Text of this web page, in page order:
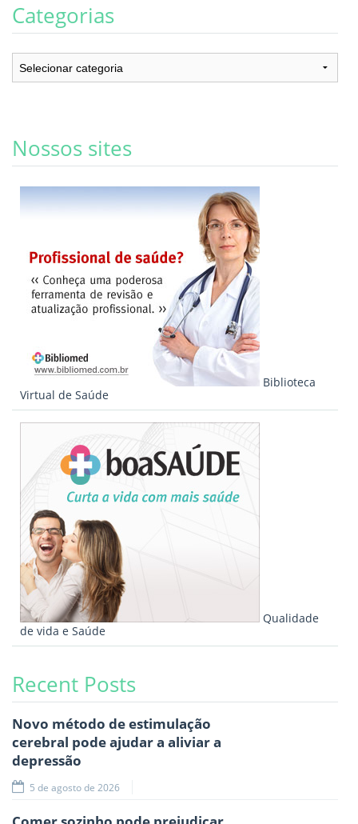
Categorias
Categorias
Nossos sites
Biblioteca
Virtual de Saúde
Qualidade
de vida e Saúde
Recent Posts
Novo método de estimulação
cerebral pode ajudar a aliviar a
depressão
5 de agosto de 2026